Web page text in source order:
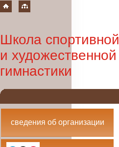
Школа спортивной
и художественной
гимнастики
сведения об организации